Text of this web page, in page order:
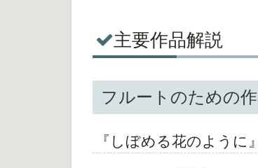
主要作品解説
フルートのための
『しぼめる花のように